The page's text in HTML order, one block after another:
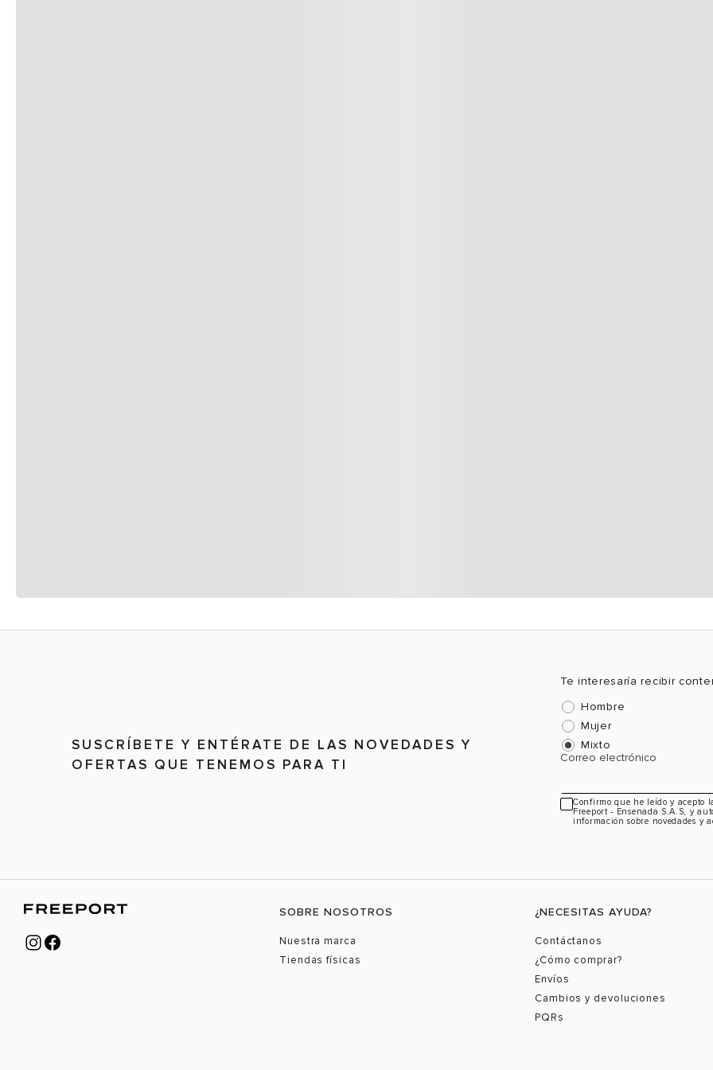
SUSCRÍBETE Y ENTÉRATE DE LAS NOVEDADES Y
OFERTAS QUE TENEMOS PARA TI
Te interesaría recibir
Hombre
Mujer
Mixto
Correo electrónico
Confirmo que he leído y acepto
Freeport - Ensenada S.A.S, y
información sobre novedades y
SOBRE NOSOTROS
Nuestra marca
Tiendas físicas
¿NECESITAS AYUDA?
Contáctanos
¿Cómo comprar?
Envíos
Cambios y devoluciones
PQRs